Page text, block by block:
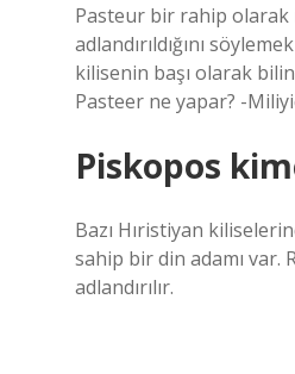
Pasteur bir rahip olarak
adlandırıldığını
kilisenin başı olarak
Pasteer ne yapar? -
Piskopos
Bazı Hıristiyan
sahip bir din adamı
adlandırılır.